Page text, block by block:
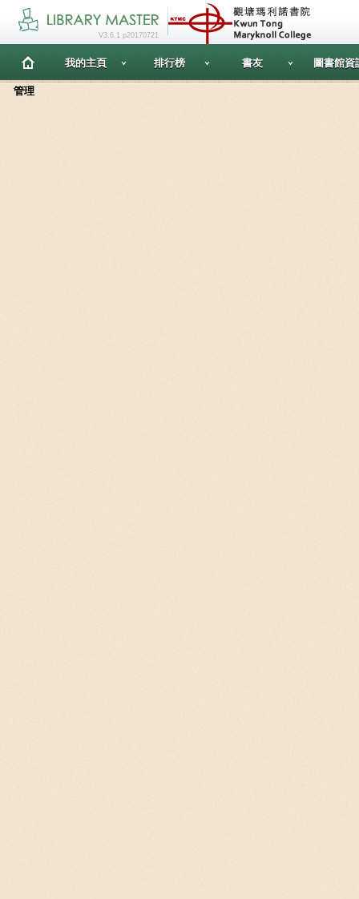
V3.6.1 p20170721
我的主頁 排行榜 書友 圖書館資
管理